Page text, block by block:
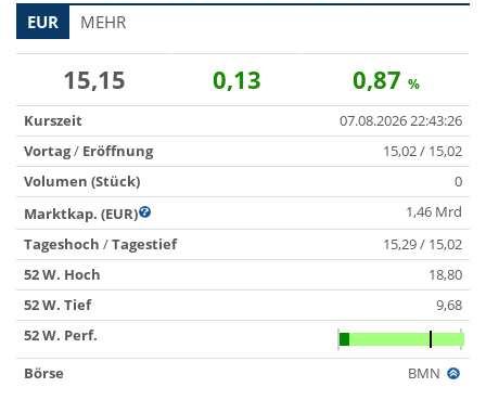
EUR MEHR
15,15 0,13 0,87 %
Kurszeit
07.08.2026 22:43:26
Vortag/ Eröffnung
15,02 / 15,02
Volumen (Stück)
0
Marktkap. (EUR)
1,46 Mrd
Tageshoch /Tagestief
15,29 / 15,02
52 W. Hoch
18,80
52 W. Tief
9,68
52 W. Perf.
Börse
BMN